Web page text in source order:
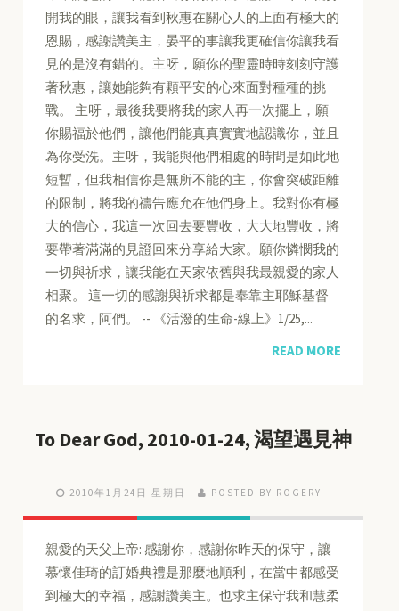
開我的眼，讓我看到秋惠在關心人的上面有極大的
恩賜，感謝讚美主，晏平的事讓我更確信你讓我看
見的是沒有錯的。主呀，願你的聖靈時時刻刻守護
著秋惠，讓她能夠有顆平安的心來面對種種的挑
戰。 主呀，最後我要將我的家人再一次擺上，願
你賜福於他們，讓他們能真真實實地認識你，並且
為你受洗。主呀，我能與他們相處的時間是如此地
短暫，但我相信你是無所不能的主，你會突破距離
的限制，將我的禱告應允在他們身上。我對你有極
大的信心，我這一次回去要豐收，大大地豐收，將
要帶著滿滿的見證回來分享給大家。願你憐憫我的
一切與祈求，讓我能在天家依舊與我最親愛的家人
相聚。 這一切的感謝與祈求都是奉靠主耶穌基督
的名求，阿們。 -- 《活潑的生命-線上》1/25,...
READ MORE
To Dear God, 2010-01-24, 渴望遇見神
2010年1月24日 星期日 POSTED BY ROGERY
親愛的天父上帝: 感謝你，感謝你昨天的保守，讓
慕懷佳琦的訂婚典禮是那麼地順利，在當中都感受
到極大的幸福，感謝讚美主。也求主保守我和慧柔